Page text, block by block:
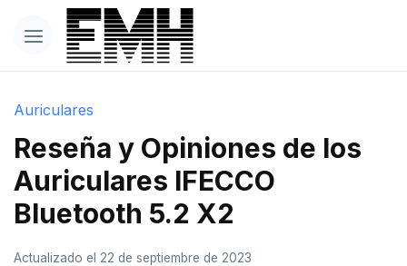
Auriculares
Reseña y Opiniones de los
Auriculares IFECCO
Bluetooth 5.2 X2
Actualizado el 22 de septiembre de 2023